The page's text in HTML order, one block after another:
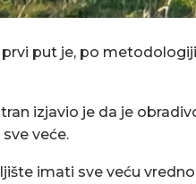
put je, po
izjavio je da je
veće.
imati sve veću